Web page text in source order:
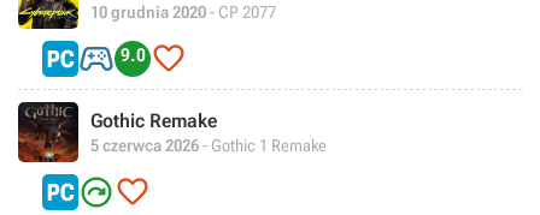
10 grudnia 2020- CP 2077
 9.0 
Gothic Remake
5 czerwca 2026- Gothic 1 Remake
